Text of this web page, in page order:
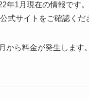
年1月現在の情報です。
式サイトをご確認くだ
から料金が発生します。